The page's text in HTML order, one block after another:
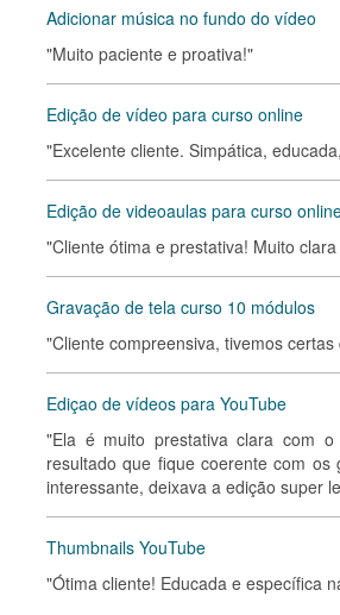
Adicionar música no fundo do vídeo
"Muito paciente e proativa!"
Edição de vídeo para curso online
"Excelente cliente. Simpática,
Edição de videoaulas para curso
"Cliente ótima e prestativa! Muito
Gravação de tela curso 10 módulos
"Cliente compreensiva, tivemos
Ediçao de vídeos para YouTube
"Ela é muito prestativa clara com
resultado que fique coerente com
interessante, deixava a edição super
Thumbnails YouTube
"Ótima cliente! Educada e específica